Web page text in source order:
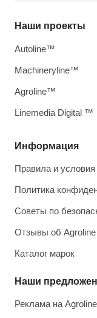
Информация
Правила и условия
Политика
Советы по
Отзывы об Agroline
Каталог марок
Наши
Реклама на Agroline
Наши проекты
Autoline™
Machineryline™
Agroline™
Linemedia Digital ™